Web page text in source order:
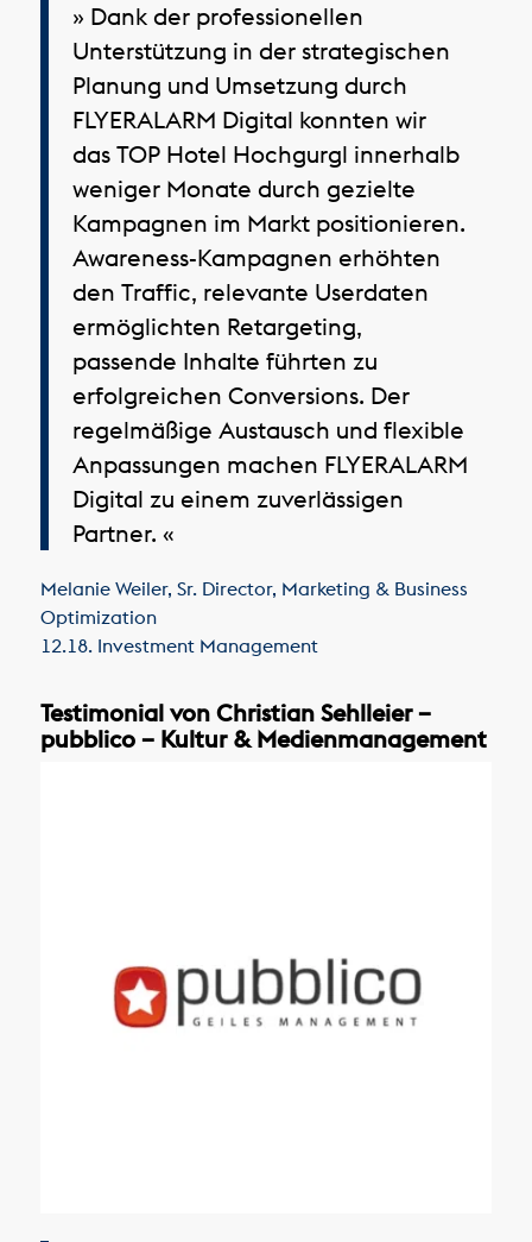
» Dank der professionellen
Unterstützung in der strategischen
Planung und Umsetzung durch
FLYERALARM Digital konnten wir
das TOP Hotel Hochgurgl innerhalb
weniger Monate durch gezielte
Kampagnen im Markt positionieren.
Awareness-Kampagnen erhöhten
den Traffic, relevante Userdaten
ermöglichten Retargeting,
passende Inhalte führten zu
erfolgreichen Conversions. Der
regelmäßige Austausch und flexible
Anpassungen machen FLYERALARM
Digital zu einem zuverlässigen
Partner. «
Melanie Weiler, Sr. Director, Marketing & Business
Optimization
12.18. Investment Management
Testimonial von Christian Sehlleier –
pubblico – Kultur & Medienmanagement